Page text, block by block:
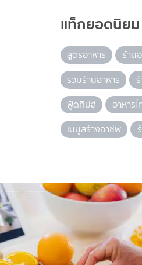
แท็กยอดนิยม
สูตรอาหาร
ร้าน
รวมร้านอาหาร
ฟู้ดทิปส์
อาหารไ
เมนูสร้างอาชีพ